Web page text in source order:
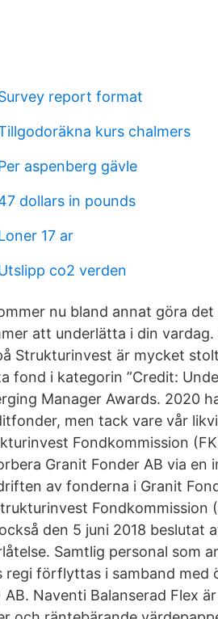
report format
kurs chalmers
aspenberg gävle
dollars in pounds
17 ar
co2 verden
nu bland annat göra
att underlätta i din
Strukturinvest är mycket
fond i kategorin ”Credit:
Manager Awards. 2020
men tack vare vår
Fondkommission
Granit Fonder AB via en
av fonderna i Granit
Fondkommission
den 5 juni 2018 beslutat
Samtlig personal som
regi förflyttas i samband med
AB. Naventi Balanserad Flex